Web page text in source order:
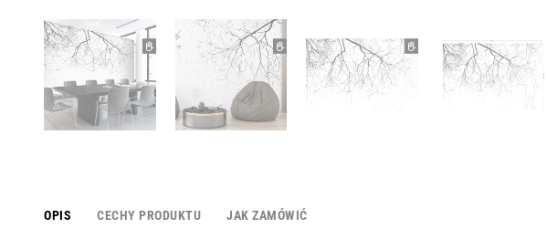
OPIS CECHY PRODUKTU JAK ZAMÓWIĆ